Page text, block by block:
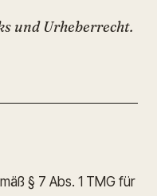
und Urheberrecht.
§ 7 Abs. 1 TMG für